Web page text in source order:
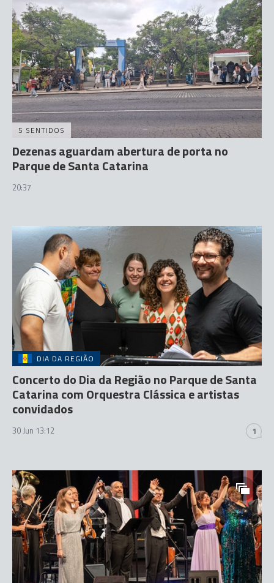
5 SENTIDOS
Dezenas aguardam abertura de porta no
Parque de Santa Catarina
20:37
DIA DA REGIÃO
Concerto do Dia da Região no Parque de Santa
Catarina com Orquestra Clássica e artistas
convidados
30 Jun 13:12 1